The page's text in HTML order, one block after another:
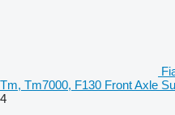
Tm, Tm7000, F130 Front Axle
4